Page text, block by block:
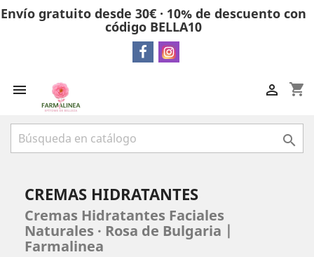
Envío gratuito desde 30€ · 10% de descuento con
código BELLA10
 shopping_cart


CREMAS HIDRATANTES
Cremas Hidratantes Faciales
Naturales · Rosa de Bulgaria |
Farmalinea